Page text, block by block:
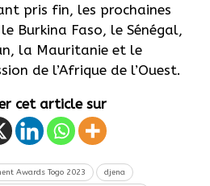
pris fin, les prochaines
Burkina Faso, le Sénégal,
la Mauritanie et le
de l’Afrique de l’Ouest.
cet article sur
Awards Togo 2023 djena